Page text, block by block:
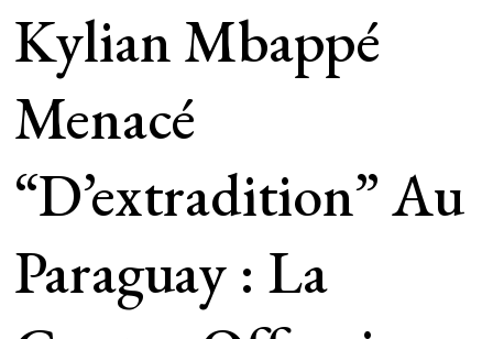
Kylian Mbappé
Menacé
“d’extradition” Au
Paraguay : La